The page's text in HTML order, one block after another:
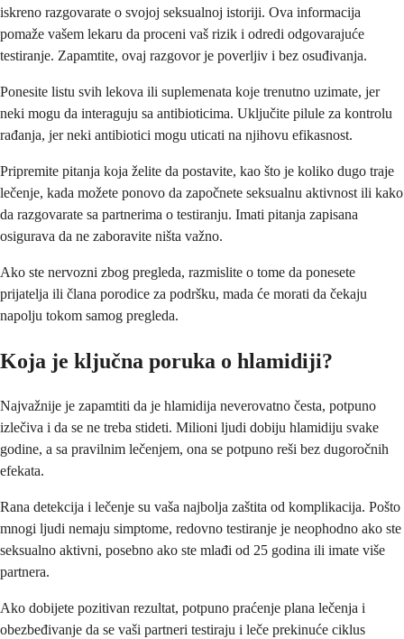
iskreno razgovarate o svojoj seksualnoj istoriji. Ova informacija
pomaže vašem lekaru da proceni vaš rizik i odredi odgovarajuće
testiranje. Zapamtite, ovaj razgovor je poverljiv i bez osuđivanja.
Ponesite listu svih lekova ili suplemenata koje trenutno uzimate, jer
neki mogu da interaguju sa antibioticima. Uključite pilule za kontrolu
rađanja, jer neki antibiotici mogu uticati na njihovu efikasnost.
Pripremite pitanja koja želite da postavite, kao što je koliko dugo traje
lečenje, kada možete ponovo da započnete seksualnu aktivnost ili kako
da razgovarate sa partnerima o testiranju. Imati pitanja zapisana
osigurava da ne zaboravite ništa važno.
Ako ste nervozni zbog pregleda, razmislite o tome da ponesete
prijatelja ili člana porodice za podršku, mada će morati da čekaju
napolju tokom samog pregleda.
Koja je ključna poruka o hlamidiji?
Najvažnije je zapamtiti da je hlamidija neverovatno česta, potpuno
izlečiva i da se ne treba stideti. Milioni ljudi dobiju hlamidiju svake
godine, a sa pravilnim lečenjem, ona se potpuno reši bez dugoročnih
efekata.
Rana detekcija i lečenje su vaša najbolja zaštita od komplikacija. Pošto
mnogi ljudi nemaju simptome, redovno testiranje je neophodno ako ste
seksualno aktivni, posebno ako ste mlađi od 25 godina ili imate više
partnera.
Ako dobijete pozitivan rezultat, potpuno praćenje plana lečenja i
obezbeđivanje da se vaši partneri testiraju i leče prekinuće ciklus